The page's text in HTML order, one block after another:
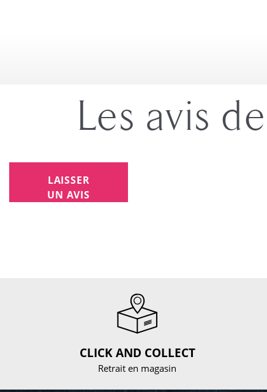
Les avis
LAISSER
UN AVIS
CLICK AND COLLECT
Retrait en magasin